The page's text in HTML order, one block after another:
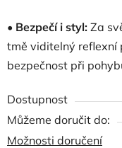
• Bezpečí i styl: Za
tmě viditelný reflexní
bezpečnost při
Dostupnost
Můžeme doručit do:
Možnosti doručení